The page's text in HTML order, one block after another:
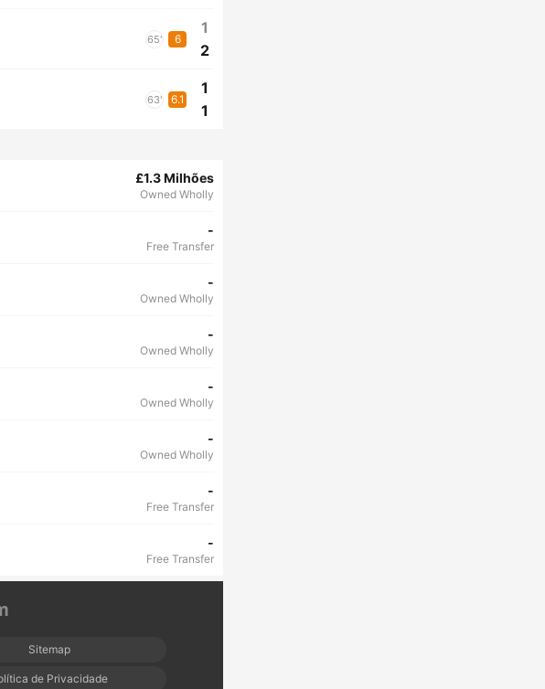
65' 6
1
2
63' 6.1
1
1
£1.3 Milhões
Owned Wholly
-
Free Transfer
-
Owned Wholly
-
Owned Wholly
-
Owned Wholly
-
Owned Wholly
-
Free Transfer
-
Free Transfer
Sitemap
de Privacidade